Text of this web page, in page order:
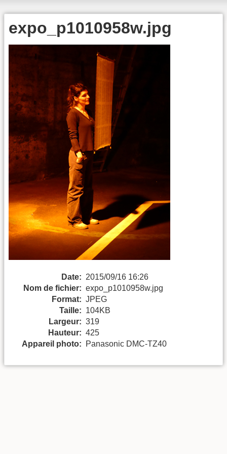
expo_p1010958w.jpg
Date: 2015/09/16 16:26
Nom de fichier: expo_p1010958w.jpg
Format: JPEG
Taille: 104KB
Largeur: 319
Hauteur: 425
Appareil photo:
Panasonic DMC-TZ40